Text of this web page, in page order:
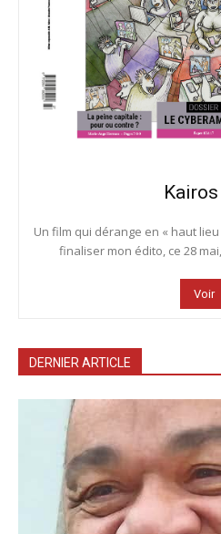
Un film qui dérange en « haut
finaliser mon édito, ce 28
Voir
DERNIER ARTICLE